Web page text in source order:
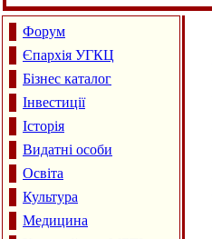
Форум
Єпархія УГКЦ
Бізнес каталог
Інвестиції
Історія
Видатні особи
Освіта
Культура
Медицина